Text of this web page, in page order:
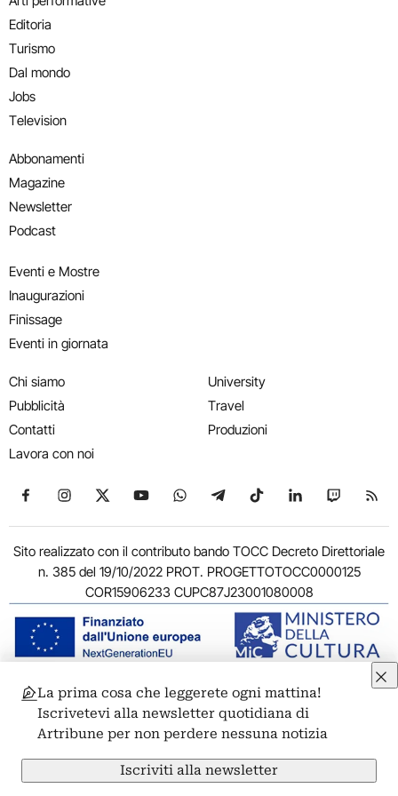
Editoria
Turismo
Dal mondo
Jobs
Television
Abbonamenti
Magazine
Newsletter
Podcast
Eventi e Mostre
Inaugurazioni
Finissage
Eventi in giornata
Chi siamo
Pubblicità
Contatti
Lavora con noi
University
Travel
Produzioni
Seguici su Facebook
Seguici su Instagram
Seguici su X
Seguici su YouTube
Seguici su WhatsApp
Seguici su Telegram
Seguici su TikTok
Seguici su
Seguici
Sito realizzato con il contributo bando TOCC Decreto Direttoriale
n. 385 del 19/10/2022 PROT. PROGETTOTOCC0000125
COR15906233 CUPC87J23001080008
© 2011-2026 ARTRIBUNE srl – Corso Vittorio Emanuele II, 287 –
00186 Roma - P.I. 11381581005
Privacy: Responsabile della protezione dei dati personali
ARTRIBUNE srl – Corso Vittorio Emanuele II, 287 – 00186 Roma
Termini e condizioniPrivacy PolicyCookie PolicyCredits
La prima cosa che leggerete ogni mattina!
Iscrivetevi alla newsletter quotidiana di
Artribune per non perdere nessuna notizia
Iscriviti alla newsletter